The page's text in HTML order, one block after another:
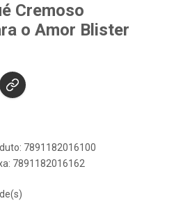
Cremoso
o Amor Blister
7891182016100
7891182016162